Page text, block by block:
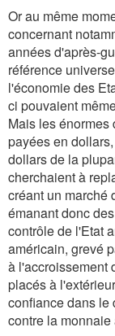
Or au même
concernant
années d'après-
référence
l'économie des
ci pouvaient
Mais les énormes
payées en
dollars de la
cherchaient à
créant un marché
émanant donc
contrôle de l'Etat
américain, grevé
à l'accroissement
placés à
confiance dans le
contre la